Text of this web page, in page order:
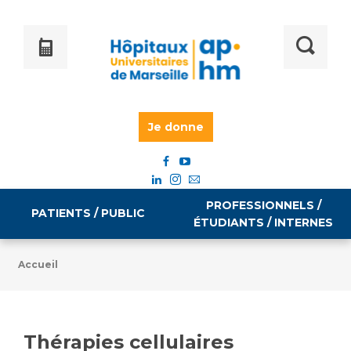
Je donne
PATIENTS / PUBLIC
PROFESSIONNELS /
ÉTUDIANTS / INTERNES
Emploi / formation
Accueil
Thérapies cellulaires